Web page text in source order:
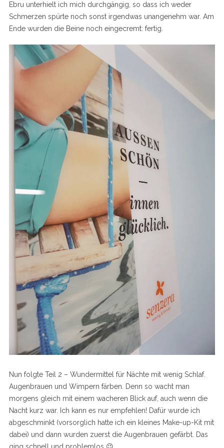
Ebru unterhielt ich mich durchgängig, so dass ich weder
Schmerzen spürte noch sonst irgendwas unangenehm war. Am
Ende wurden die Beine noch eingecremt: fertig.
Nun folgte Teil 2 – Wundermittel für Nächte mit wenig Schlaf.
Augenbrauen und Wimpern färben. Denn so wacht man
morgens gleich mit einem wacheren Blick auf, auch wenn die
Nacht kurz war. Ich kann es nur empfehlen! Dafür wurde ich
abgeschminkt (vorsorglich hatte ich ein kleines Make-up-Kit mit
dabei) und dann wurden zuerst die Augenbrauen gefärbt. Das